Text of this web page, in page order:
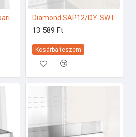
13 589 Ft
Kosárba teszem